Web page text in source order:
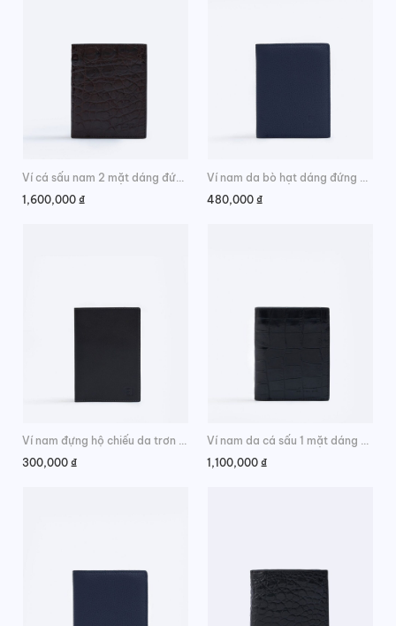
Ví cá sấu nam 2 mặt dáng đứng da hông phong cách
1,600,000 ₫
Ví nam da bò hạt dáng đứng phối màu cao cấp
480,000 ₫
Ví nam đựng hộ chiếu da trơn siêu mềm
300,000 ₫
Ví nam da cá sấu 1 mặt dáng đứng da bụng cao cấp
1,100,000 ₫